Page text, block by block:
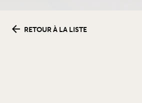
RETOUR À LA LISTE